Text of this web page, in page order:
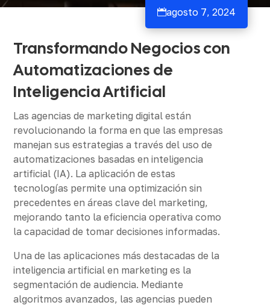
agosto 7, 2024
Transformando Negocios con
Automatizaciones de
Inteligencia Artificial
Las agencias de marketing digital están
revolucionando la forma en que las empresas
manejan sus estrategias a través del uso de
automatizaciones basadas en inteligencia
artificial (IA). La aplicación de estas
tecnologías permite una optimización sin
precedentes en áreas clave del marketing,
mejorando tanto la eficiencia operativa como
la capacidad de tomar decisiones informadas.
Una de las aplicaciones más destacadas de la
inteligencia artificial en marketing es la
segmentación de audiencia. Mediante
algoritmos avanzados, las agencias pueden